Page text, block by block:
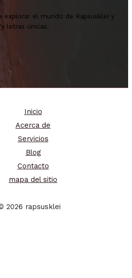
explorar el mundo de Rapsusklei y
letras únicas.
Inicio
Acerca de
Servicios
Blog
Contacto
mapa del sitio
2026 rapsusklei